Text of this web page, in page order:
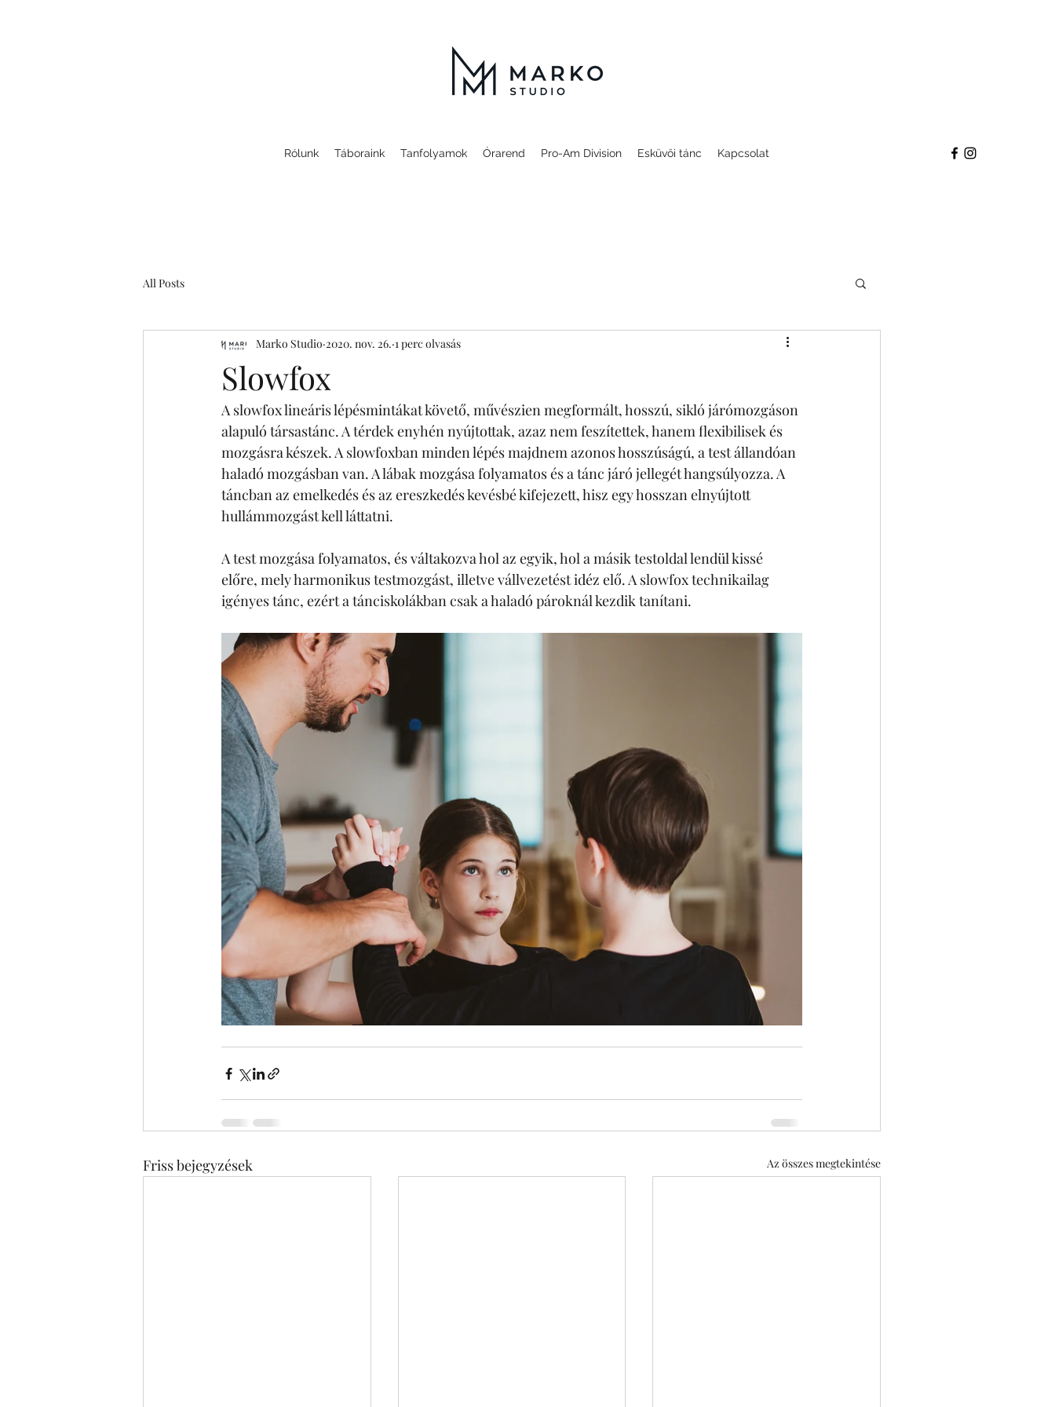
Rólunk Táboraink Tanfolyamok Órarend Pro-Am Division Esküvői tánc Kapcsolat
All Posts
Slowfox
Marko Studio 2020. nov. 26. 1 perc olvasás
A slowfox lineáris lépésmintákat követő, művészien megformált, hosszú, sikló járómozgáson
alapuló társastánc. A térdek enyhén nyújtottak, azaz nem feszítettek, hanem flexibilisek és
mozgásra készek. A slowfoxban minden lépés majdnem azonos hosszúságú, a test állandóan
haladó mozgásban van. A lábak mozgása folyamatos és a tánc járó jellegét hangsúlyozza. A
táncban az emelkedés és az ereszkedés kevésbé kifejezett, hisz egy hosszan elnyújtott
hullámmozgást kell láttatni.
A test mozgása folyamatos, és váltakozva hol az egyik, hol a másik testoldal lendül kissé
előre, mely harmonikus testmozgást, illetve vállvezetést idéz elő. A slowfox technikailag
igényes tánc, ezért a tánciskolákban csak a haladó pároknál kezdik tanítani.
Friss bejegyzések Az összes megtekintése